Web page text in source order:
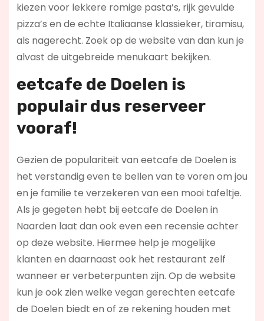
kiezen voor lekkere romige pasta’s, rijk gevulde
pizza’s en de echte Italiaanse klassieker, tiramisu,
als nagerecht. Zoek op de website van dan kun je
alvast de uitgebreide menukaart bekijken.
eetcafe de Doelen is
populair dus reserveer
vooraf!
Gezien de populariteit van eetcafe de Doelen is
het verstandig even te bellen van te voren om jou
en je familie te verzekeren van een mooi tafeltje.
Als je gegeten hebt bij eetcafe de Doelen in
Naarden laat dan ook even een recensie achter
op deze website. Hiermee help je mogelijke
klanten en daarnaast ook het restaurant zelf
wanneer er verbeterpunten zijn. Op de website
kun je ook zien welke vegan gerechten eetcafe
de Doelen biedt en of ze rekening houden met